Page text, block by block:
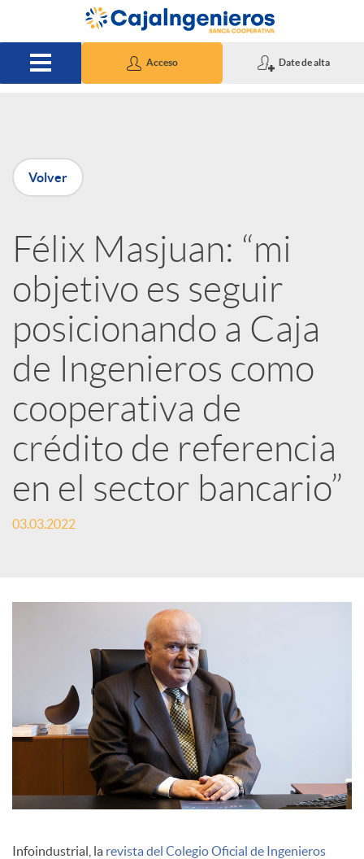
Saltar al contenido principal
Acceso Date de alta
P
u
b
l
i
c
a
d
e
Volver
Félix Masjuan: “mi
objetivo es seguir
posicionando a Caja
de Ingenieros como
cooperativa de
crédito de referencia
en el sector bancario”
03.03.2022
Infoindustrial, la revista del Colegio Oficial de Ingenieros